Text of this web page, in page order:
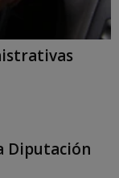
Diputación